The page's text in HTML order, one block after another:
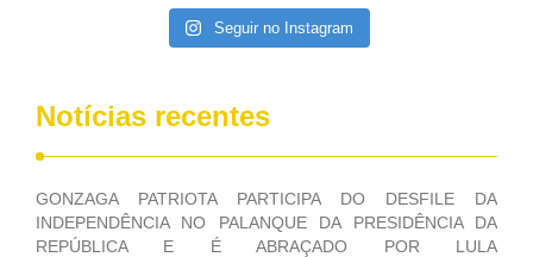
Seguir no Instagram
Notícias recentes
GONZAGA PATRIOTA PARTICIPA DO DESFILE DA
INDEPENDÊNCIA NO PALANQUE DA PRESIDÊNCIA DA
REPÚBLICA E É ABRAÇADO POR LULA